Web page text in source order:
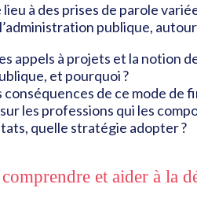
à des prises de parole
publique,
appels à projets et la notion
et pourquoi ?
conséquences de ce mode de
les professions qui les
quelle stratégie adopter ?
et aider à la